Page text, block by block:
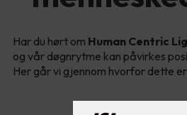
Har du hørt om Human Centric
og vår døgnrytme kan påvirkes
Her går vi gjennom hvorfor dette